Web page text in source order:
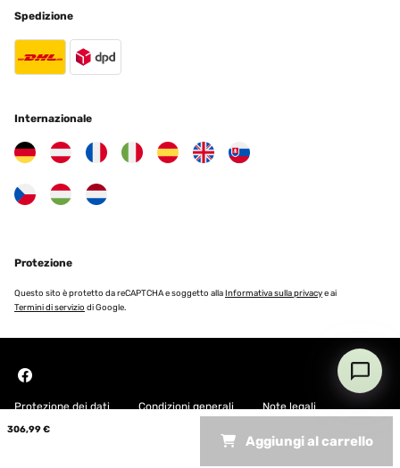
306,99 €
Aggiungi al carrello
Spedizione
Internazionale
Protezione
Questo sito è protetto da reCAPTCHA e soggetto allaInformativa sulla privacye ai
Termini di servizio di Google.
Protezione dei dati Condizioni generali Note legali
Copyright © 2026 Blumfeldt. All rights reserved